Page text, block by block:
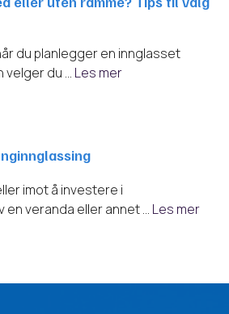
du planlegger en innglasset
velger du … Les mer
imot å investere i
en veranda eller annet … Les mer